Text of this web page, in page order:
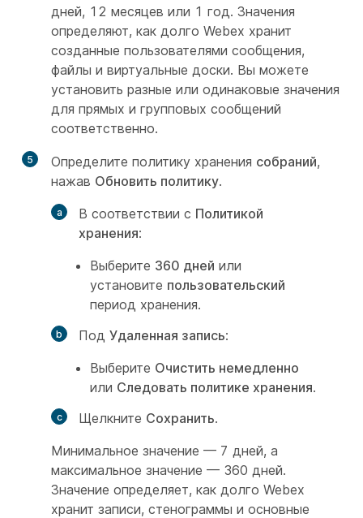
дней, 12 месяцев или 1 год. Значения
определяют, как долго Webex хранит
созданные пользователями сообщения,
файлы и виртуальные доски. Вы можете
установить разные или одинаковые значения
для прямых и групповых сообщений
соответственно.
5 Определите политику хранения собраний,
нажав Обновить политику.
В соответствии с Политикой
хранения:
Выберите 360 дней или
установите пользовательский
период хранения.
Под Удаленная запись:
Выберите Очистить немедленно
или Следовать политике хранения.
Щелкните Сохранить.
Минимальное значение — 7 дней, а
максимальное значение — 360 дней.
Значение определяет, как долго Webex
хранит записи, стенограммы и основные